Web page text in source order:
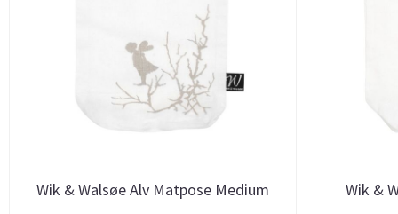
Wik & Walsøe Alv Matpose Medium Wik &